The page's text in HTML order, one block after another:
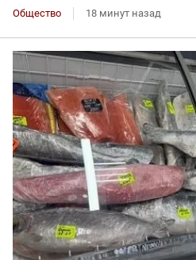
Общество 18 минут назад